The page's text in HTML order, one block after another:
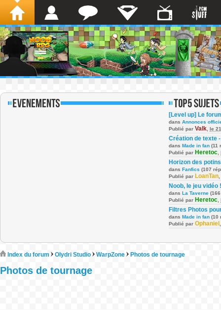
[Level up] Le
dans Annonces
Publié par Valk le
Création de texte
dans Made in fan (11
Publié par Heretoc
Horizon des potins
dans Fanfics (107
Publié par LoanTan
Noob, le jeu vidéo !
dans La Taverne
Publié par Heretoc
Filtres Photos
dans Made in fan (10
Publié par Ophaniel
Index du forum Olydri Studio WarpZone Photos de tournage
Photos de tournage